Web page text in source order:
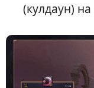
(кулдаун) на